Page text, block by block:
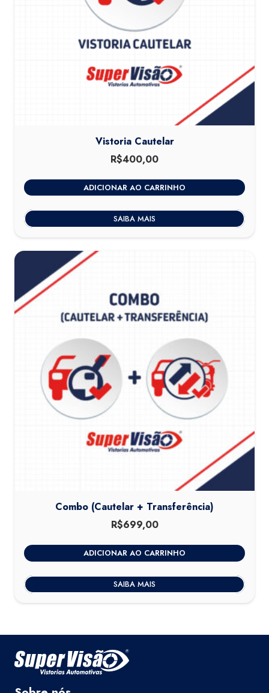
Vistoria Cautelar
R$400,00
ADICIONAR AO CARRINHO
SAIBA MAIS
Combo (Cautelar + Transferência)
R$699,00
ADICIONAR AO CARRINHO
SAIBA MAIS